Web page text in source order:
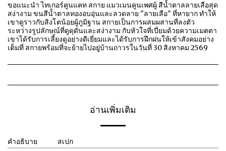
ขอแนะนำ ไทเกอร์คูนแคท สกาย แมวเมนคูนเพศผู้ สีน้ำตาลลายเสือสุด
สง่างาม ขนสีน้ำตาลทองอบอุ่นและลวดลาย "ลายเสือ" ที่หายาก ทำให้
เขาดูราวกับสิงโตน้อยผู้ภูมิฐาน สกายเป็นการผสมผสานที่ลงตัว
ระหว่างรูปลักษณ์ที่ดูดุดันและสง่างาม กับหัวใจที่เปี่ยมด้วยความเมตตา
เขาได้รับการเลี้ยงดูอย่างดีเยี่ยมและได้รับการฝึกฝนให้เข้าสังคมอย่าง
เต็มที่ สกายพร้อมที่จะย้ายไปอยู่บ้านถาวรในวันที่ 30 สิงหาคม 2569
อ่านเพิ่มเติม
คำอธิบาย สเปก